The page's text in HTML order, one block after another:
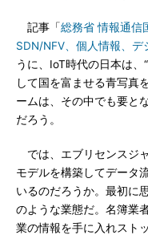
記事「総務省 情報通信
SDN/NFV、個人情報、
うに、IoT時代の日本は、
して国を富ませる青写真
ームは、その中でも要と
だろう。
では、エブリセンスジ
モデルを構築してデータ
いるのだろうか。最初に
のような業態だ。名簿業
業の情報を手に入れスト